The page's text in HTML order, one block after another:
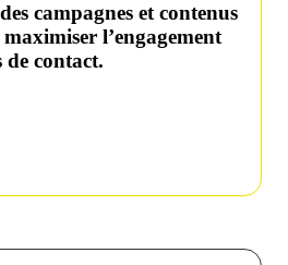
campagnes et contenus
l’engagement
de contact.